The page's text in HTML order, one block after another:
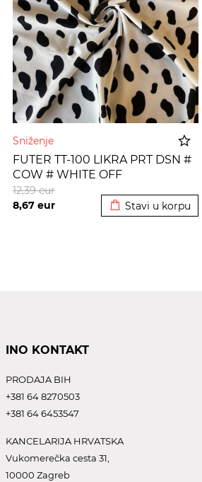
Sniženje
FUTER TT-100 LIKRA PRT DSN #
COW # WHITE OFF
8,67 eur
12,39eur
Stavi u korpu
INO KONTAKT
PRODAJA BIH
+381 64 8270503
+381 64 6453547
KANCELARIJA HRVATSKA
Vukomerečka cesta 31,
10000 Zagreb